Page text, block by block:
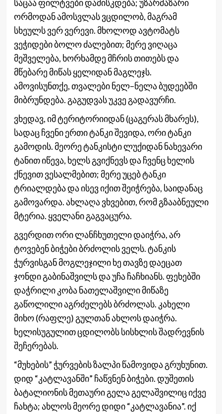
საცაა ფილტვები დამისკდება; უზარმაზარი
ორმოდან ამოსვლას ვცდილობ, მაგრამ
სხეულს ვერ ვერევი. მხოლოდ ავტომატს
ვეჭიდები ბოლო ძალებით; მერე ვიღაცა
მეშველება, ხორხამდე მჩრის თითებს და
მწებარე მიწას ყელიდან მაგლეჯს.
ამოვისუნთქე, თვალები ნელ–ნელა ბუდეებში
მიბრუნდება. გაგუდვას უკვე გადავურჩი.
ვხედავ, იმ ტერიტორიიდან (ცაგერას მხარეს),
სადაც ჩვენი ერთი ტანკი შევიდა, ორი ტანკი
გამოდის. მეორე ტანკისტი ლუქიდან ნახევარი
ტანით იწევა, ხელს გვიქნევს და ჩვენც ხელის
ქნევით ვესალმებით; მერე უცებ ტანკი
ტრიალდება და ისევ იქით შეიჭრება, საიდანაც
გამოვარდა. ახლაღა ვხვებით, რომ გზააბნეული
მტერია. ყველანი გაგვაცურა.
გვერდით ორი ლანჩხუთელი დაიჭრა, არ
ტოვებენ ბიჭები ბრძოლის ველს. ტანკის
ჭურვისგან მოგლეჯილი ხე თავზე დაეცათ
ჯონდი გაბინაშვილს და უჩა ჩაჩხიანს. ფეხებში
დაჭრილი კობა ნათელაშვილი მიწაზე
გაწოლილი აგრძელებს ბრძოლას. კახელი
მიხო (რაფლე) გულთან ახლოს დაიჭრა.
ხელისუგულით ცდილობს სისხლის შადრევნის
შეჩერებას.
“მუხების” ჭურვების ზალპი წამოვიდა გრუხუნით.
დიდ “კატლავანში” ჩაწვნენ ბიჭები. დუშეთის
ბატალიონის მეთაური გელა გელაშვილიც იქვე
ჩახტა; ახლოს მეორე დიდი “კატლავანია”. იქ